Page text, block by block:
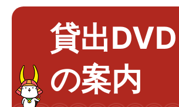
貸出
の案内